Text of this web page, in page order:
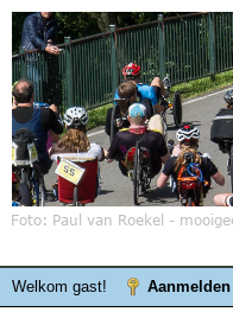
Welkom gast! Aanmelden